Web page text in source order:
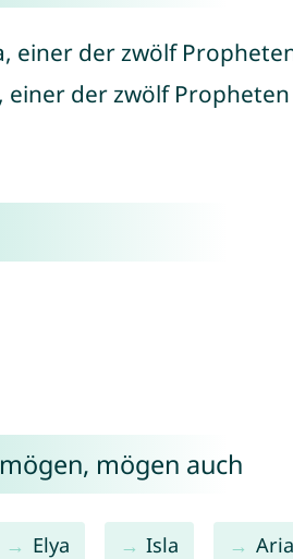
einer der zwölf
einer der zwölf Propheten
mögen auch
Elya Isla Aria